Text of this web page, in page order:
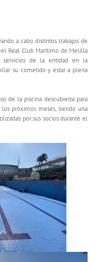
a cabo distintos trabajos de
Real Club Marítimo de Melilla
de la entidad en la
su cometido y estar a plena
de la piscina descubierta para
próximos meses, siendo una
por sus socios durante el